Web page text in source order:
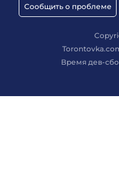
Сообщить о проблеме
Время дев-